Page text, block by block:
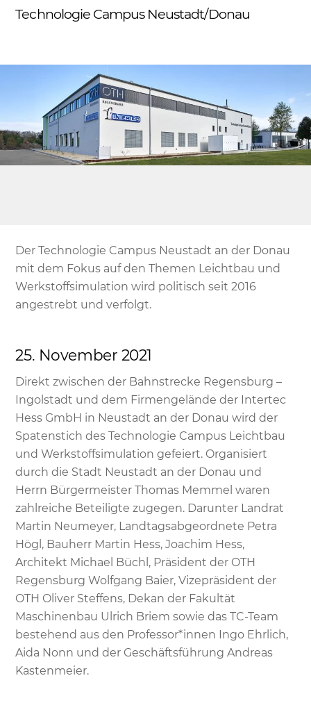
SkipTechnologie Campus Neustadt/Donau
Der Technologie Campus Neustadt an der Donau
mit dem Fokus auf den Themen Leichtbau und
Werkstoffsimulation wird politisch seit 2016
angestrebt und verfolgt.
25. November 2021
Direkt zwischen der Bahnstrecke Regensburg –
Ingolstadt und dem Firmengelände der Intertec
Hess GmbH in Neustadt an der Donau wird der
Spatenstich des Technologie Campus Leichtbau
und Werkstoffsimulation gefeiert. Organisiert
durch die Stadt Neustadt an der Donau und
Herrn Bürgermeister Thomas Memmel waren
zahlreiche Beteiligte zugegen. Darunter Landrat
Martin Neumeyer, Landtagsabgeordnete Petra
Högl, Bauherr Martin Hess, Joachim Hess,
Architekt Michael Büchl, Präsident der OTH
Regensburg Wolfgang Baier, Vizepräsident der
OTH Oliver Steffens, Dekan der Fakultät
Maschinenbau Ulrich Briem sowie das TC-Team
bestehend aus den Professor*innen Ingo Ehrlich,
Aida Nonn und der Geschäftsführung Andreas
Kastenmeier.